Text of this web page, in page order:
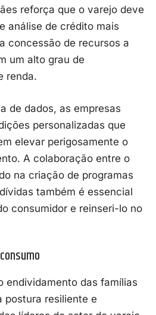
reforça que o varejo deve
análise de crédito mais
concessão de recursos a
um alto grau de
renda.
de dados, as empresas
personalizadas que
elevar perigosamente o
A colaboração entre o
na criação de programas
também é essencial
consumidor e reinseri-lo no
endividamento das famílias
postura resiliente e